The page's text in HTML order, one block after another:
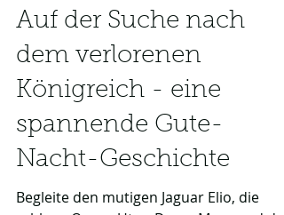
Tiere
Auf der Suche nach
dem verlorenen
Königreich - eine
spannende Gute-
Nacht-Geschichte